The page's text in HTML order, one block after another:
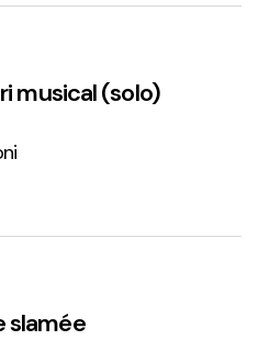
musical (solo)
slamée